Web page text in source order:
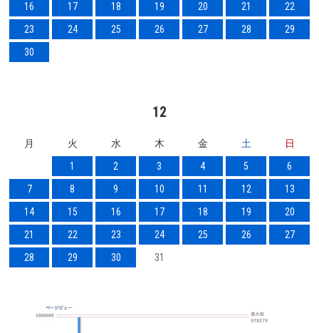
16
17 18 19 20 21
22
23
24 25 26 27 28
29
30
12
月 火 水 木 金 土
日
1
2 3 4 5
6
7
8 9 10 11 12
13
14
15 16 17 18 19
20
21
22 23 24 25 26
27
28
29 30 31